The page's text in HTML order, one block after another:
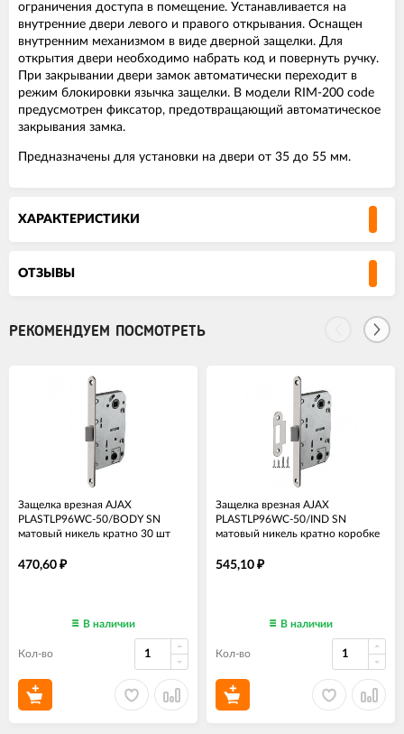
ограничения доступа в помещение. Устанавливается на
внутренние двери левого и правого открывания. Оснащен
внутренним механизмом в виде дверной защелки. Для
открытия двери необходимо набрать код и повернуть ручку.
При закрывании двери замок автоматически переходит в
режим блокировки язычка защелки. В модели RIM-200 code
предусмотрен фиксатор, предотвращающий автоматическое
закрывания замка.
Предназначены для установки на двери от 35 до 55 мм.
ХАРАКТЕРИСТИКИ
ОТЗЫВЫ
РЕКОМЕНДУЕМ ПОСМОТРЕТЬ
Защелка врезная AJAX
PLASTLP96WC-50/BODY SN
матовый никель кратно 30 шт
470,60 ₽
В наличии
Кол-во
Защелка врезная AJAX
PLASTLP96WC-50/IND SN
матовый никель кратно коробке
545,10 ₽
В наличии
Кол-во